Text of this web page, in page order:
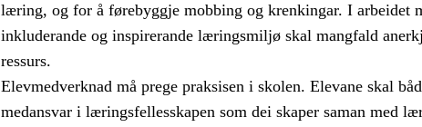
læring, og for å førebyggje mobbing og krenkingar. I arbeidet
inkluderande og inspirerande læringsmiljø skal mangfald
ressurs.
Elevmedverknad må prege praksisen i skolen. Elevane skal
medansvar i læringsfellesskapen som dei skaper saman med